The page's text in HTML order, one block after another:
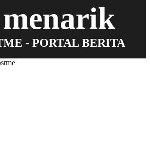
- PORTAL BERITA